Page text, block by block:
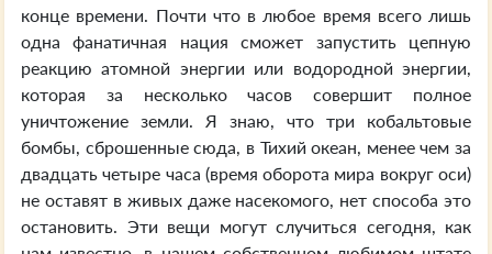
конце времени. Почти что в любое время всего лишь
одна фанатичная нация сможет запустить цепную
реакцию атомной энергии или водородной энергии,
которая за несколько часов совершит полное
уничтожение земли. Я знаю, что три кобальтовые
бомбы, сброшенные сюда, в Тихий океан, менее чем за
двадцать четыре часа (время оборота мира вокруг оси)
не оставят в живых даже насекомого, нет способа это
остановить. Эти вещи могут случиться сегодня, как